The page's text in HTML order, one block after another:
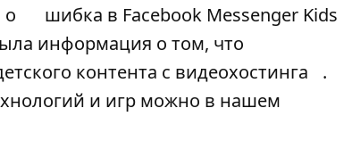
о
шибка в Facebook Messenger Kids
информация о том, что
контента с видеохостинга
.
и игр можно в нашем